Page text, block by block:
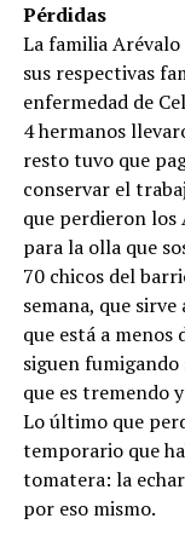
Pérdidas
La familia
sus respectivas
enfermedad de
4 hermanos
resto tuvo que
conservar el
que perdieron los
para la olla que
70 chicos del
semana, que
que está a menos
siguen fumigando
que es tremendo
Lo último que
temporario que
tomatera: la
por eso mismo.